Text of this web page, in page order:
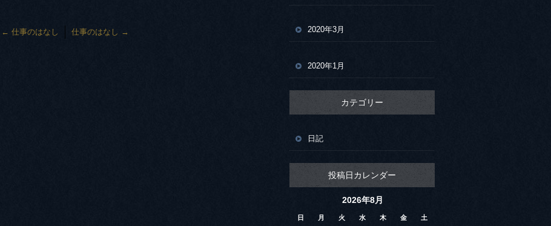
← 仕事のはなし 仕事のはなし → 2020年3月
2020年1月
カテゴリー
日記
投稿日カレンダー
2026年8月
日 月 火 水 木 金 土